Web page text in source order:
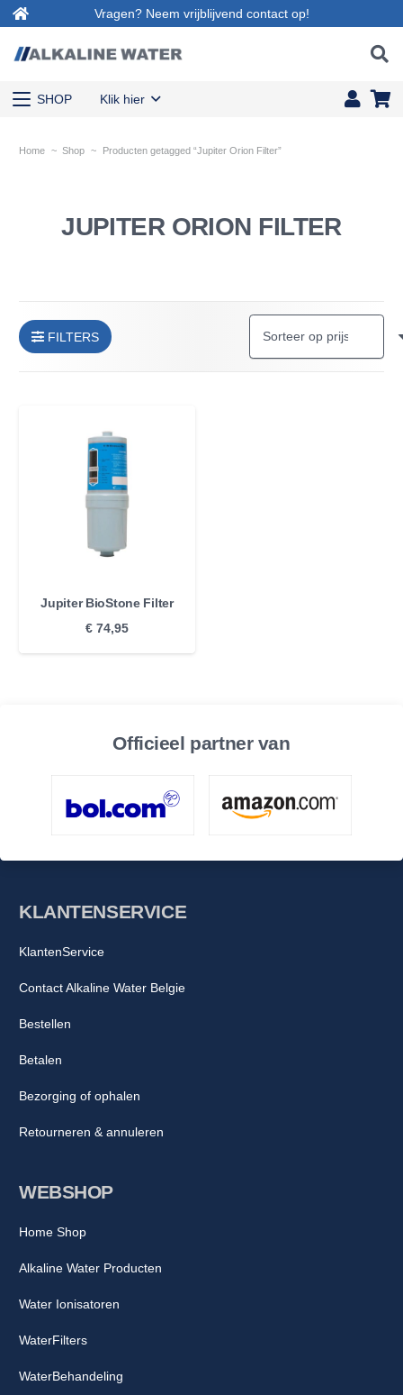
Vragen? Neem vrijblijvend contact op!
SHOP Klik hier
Home ~ Shop ~ Producten getagged “Jupiter Orion Filter”
JUPITER ORION FILTER
FILTERS
Jupiter BioStone Filter
€ 74,95
Officieel partner van
WEBSHOP
Home Shop
Alkaline Water Producten
Water Ionisatoren
WaterFilters
WaterBehandeling
KLANTENSERVICE
KlantenService
Contact Alkaline Water Belgie
Bestellen
Betalen
Bezorging of ophalen
Retourneren & annuleren